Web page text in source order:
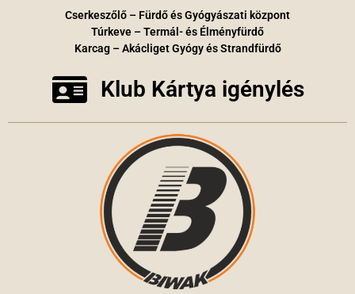
Cserkeszőlő – Fürdő és Gyógyászati központ
Túrkeve – Termál- és Élményfürdő
Karcag – Akácliget Gyógy és Strandfürdő
Klub Kártya igénylés